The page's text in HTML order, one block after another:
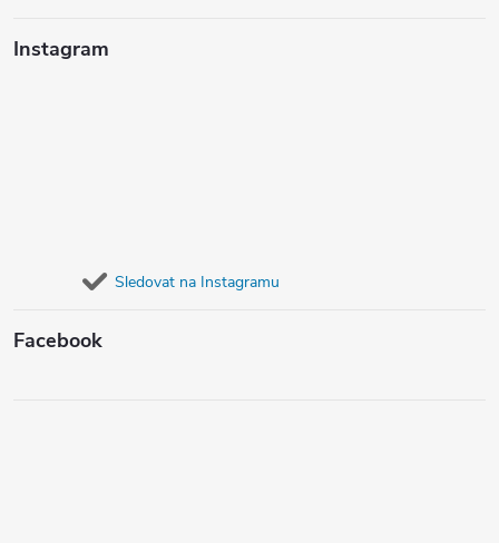
Instagram
Sledovat na Instagramu
Facebook